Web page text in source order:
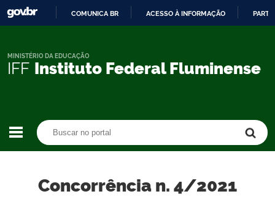
CONTEÚDO
COMUNICA BR ACESSO À INFORMAÇÃO
IFF Instituto Federal Fluminense
MINISTÉRIO DA EDUCAÇÃO
Concorrência n. 4/2021